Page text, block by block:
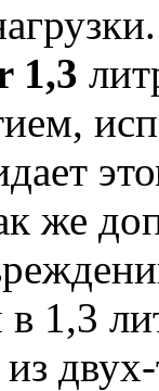
1,3
же
1,3
двух-